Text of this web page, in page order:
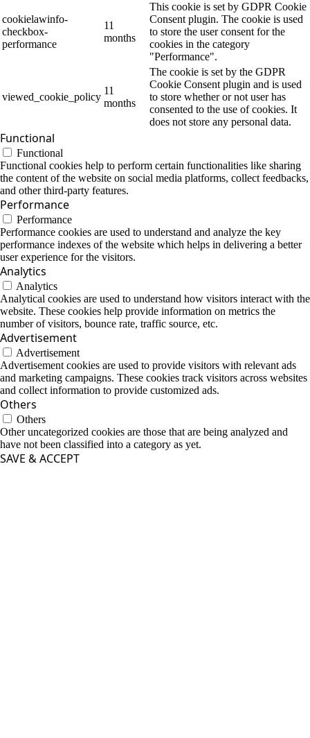
cookielawinfo-
checkbox-
performance
11
months
This cookie is set by GDPR Cookie
Consent plugin. The cookie is used
to store the user consent for the
cookies in the category
"Performance".
viewed_cookie_policy
11
months
The cookie is set by the GDPR
Cookie Consent plugin and is used
to store whether or not user has
consented to the use of cookies. It
does not store any personal data.
Functional
Functional
Functional cookies help to perform certain functionalities like sharing
the content of the website on social media platforms, collect feedbacks,
and other third-party features.
Performance
Performance
Performance cookies are used to understand and analyze the key
performance indexes of the website which helps in delivering a better
user experience for the visitors.
Analytics
Analytics
Analytical cookies are used to understand how visitors interact with the
website. These cookies help provide information on metrics the
number of visitors, bounce rate, traffic source, etc.
Advertisement
Advertisement
Advertisement cookies are used to provide visitors with relevant ads
and marketing campaigns. These cookies track visitors across websites
and collect information to provide customized ads.
Others
Others
Other uncategorized cookies are those that are being analyzed and
have not been classified into a category as yet.
SAVE & ACCEPT